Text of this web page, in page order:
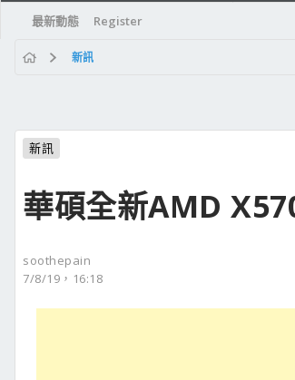
最新動態 Register
新訊
新訊
華碩全新AMD
soothepain
7/8/19，16:18